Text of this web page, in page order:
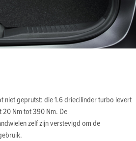
niet geprutst: die 1.6 driecilinder turbo levert
20 Nm tot 390 Nm. De
zelf zijn verstevigd om de